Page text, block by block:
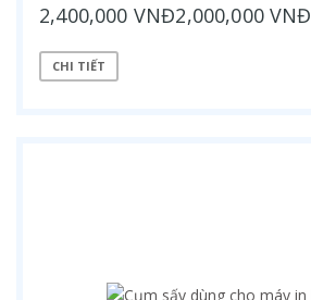
2,400,000 VNĐ2,000,000 VNĐ
CHI TIẾT